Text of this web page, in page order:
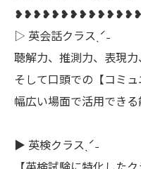
▷ 英会話クラスˎˊ˗
聴解力、推測力、表現力
そして口頭での【コミ
幅広い場面で活用でき
▶︎ 英検クラスˎˊ˗